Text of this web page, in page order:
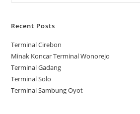
Recent Posts
Terminal Cirebon
Minak Koncar Terminal Wonorejo
Terminal Gadang
Terminal Solo
Terminal Sambung Oyot